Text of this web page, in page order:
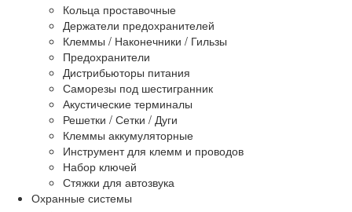
Кольца проставочные
Держатели предохранителей
Клеммы / Наконечники / Гильзы
Предохранители
Дистрибьюторы питания
Саморезы под шестигранник
Акустические терминалы
Решетки / Сетки / Дуги
Клеммы аккумуляторные
Инструмент для клемм и проводов
Набор ключей
Стяжки для автозвука
Охранные системы